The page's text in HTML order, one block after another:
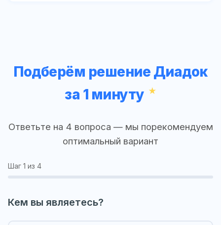
Подберём решение Диадок
за 1 минуту
Ответьте на 4 вопроса — мы порекомендуем
оптимальный вариант
Шаг 1 из 4
Кем вы являетесь?